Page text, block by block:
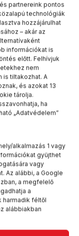
partnereink pontos
technológiák
hozzájárulhat
– akár az
információkat is
előtt. Felhívjuk
nem
is tiltakozhat. A
és azokat 13
tárolja.
ha
„Adatvédelem”
alkalmazás 1 vagy
gyűjthet
vagy
Az alábbi, a Google
a megfelelő
a
harmadik féltől
alábbiakban